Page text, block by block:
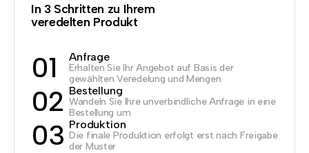
In 3 Schritten zu Ihrem
veredelten Produkt
01 Anfrage
Erhalten Sie Ihr Angebot auf Basis der
gewählten Veredelung und Mengen
02 Bestellung
Wandeln Sie Ihre unverbindliche Anfrage in eine
Bestellung um
03 Produktion
Die finale Produktion erfolgt erst nach Freigabe
der Muster